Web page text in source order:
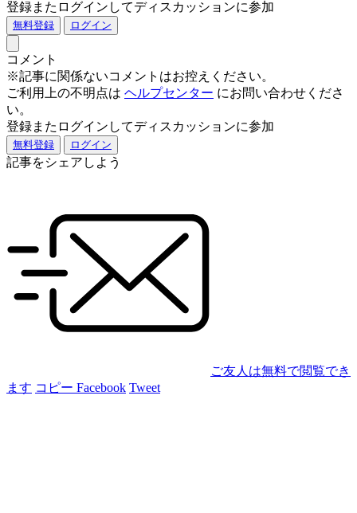
登録またログインしてディスカッションに参加
無料登録 ログイン
コメント
※記事に関係ないコメントはお控えください。
ご利用上の不明点は ヘルプセンター にお問い合わせくださ
い。
登録またログインしてディスカッションに参加
無料登録 ログイン
記事をシェアしよう
ご友人は無料で閲覧でき
ます コピー Facebook Tweet